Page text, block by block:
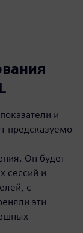
и
предсказуемо
Он будет
сессий и
с
эти